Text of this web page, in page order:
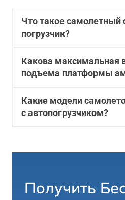
Что такое самолетный
погрузчик?
Какова максимальная
подъема платформы
Какие модели
с автопогрузчиком?
Получить